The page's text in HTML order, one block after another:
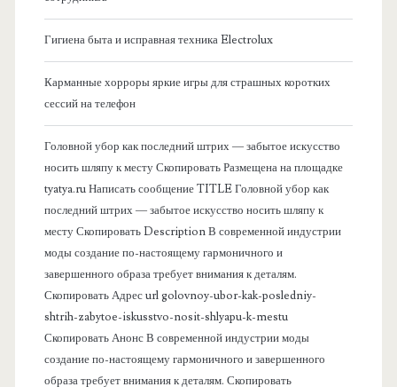
Гигиена быта и исправная техника Electrolux
Карманные хорроры яркие игры для страшных коротких
сессий на телефон
Головной убор как последний штрих — забытое искусство
носить шляпу к месту Скопировать Размещена на площадке
tyatya.ru Написать сообщение TITLE Головной убор как
последний штрих — забытое искусство носить шляпу к
месту Скопировать Description В современной индустрии
моды создание по-настоящему гармоничного и
завершенного образа требует внимания к деталям.
Скопировать Адрес url golovnoy-ubor-kak-posledniy-
shtrih-zabytoe-iskusstvo-nosit-shlyapu-k-mestu
Скопировать Анонс В современной индустрии моды
создание по-настоящему гармоничного и завершенного
образа требует внимания к деталям. Скопировать